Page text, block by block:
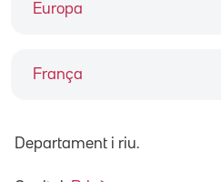
Europa
França
Departament i riu.